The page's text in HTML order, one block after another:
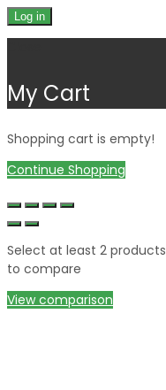
Log in
My Cart
Shopping cart is empty!
Continue Shopping
Select at least 2 products
to compare
View comparison